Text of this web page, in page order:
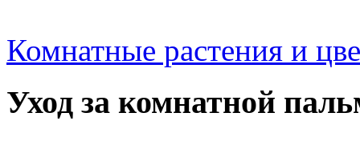
Комнатные растения и
Уход за комнатной